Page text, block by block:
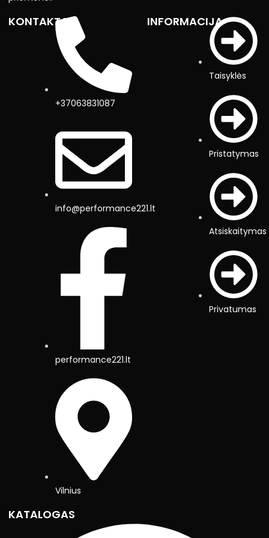
KONTAKTAI
+37063831087
info@performance221.lt
performance221.lt
Vilnius
INFORMACIJA
Taisyklės
Pristatymas
Atsiskaitymas
Privatumas
KATALOGAS